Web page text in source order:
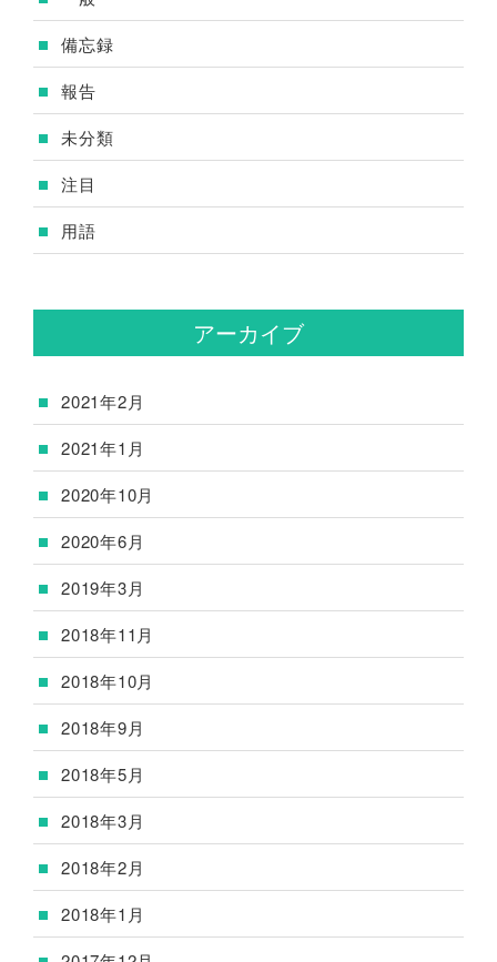
備忘録
報告
未分類
注目
用語
アーカイブ
2021年2月
2021年1月
2020年10月
2020年6月
2019年3月
2018年11月
2018年10月
2018年9月
2018年5月
2018年3月
2018年2月
2018年1月